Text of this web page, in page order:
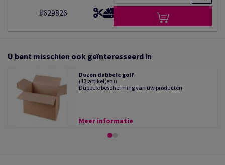
#629826
U bent misschien ook geïnteresseerd in
Dozen dubbele golf
(13 artikel(en))
Dubbele bescherming van uw producten
Meer informatie